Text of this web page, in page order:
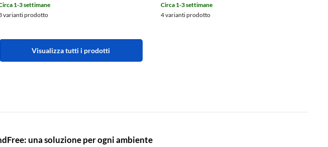
1-3 settimane
varianti prodotto
Circa 1-3 settimane
4 varianti prodotto
Visualizza tutti i prodotti
una soluzione per ogni ambiente